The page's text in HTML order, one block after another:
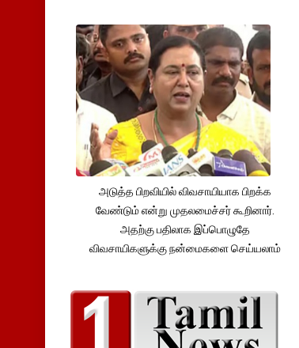
அடுத்த பிறவியில் விவசாயியாக பிறக்க
வேண்டும் என்று முதலமைச்சர் கூறினார்.
அதற்கு பதிலாக இப்பொழுதே
விவசாயிகளுக்கு நன்மைகளை செய்யலாம்